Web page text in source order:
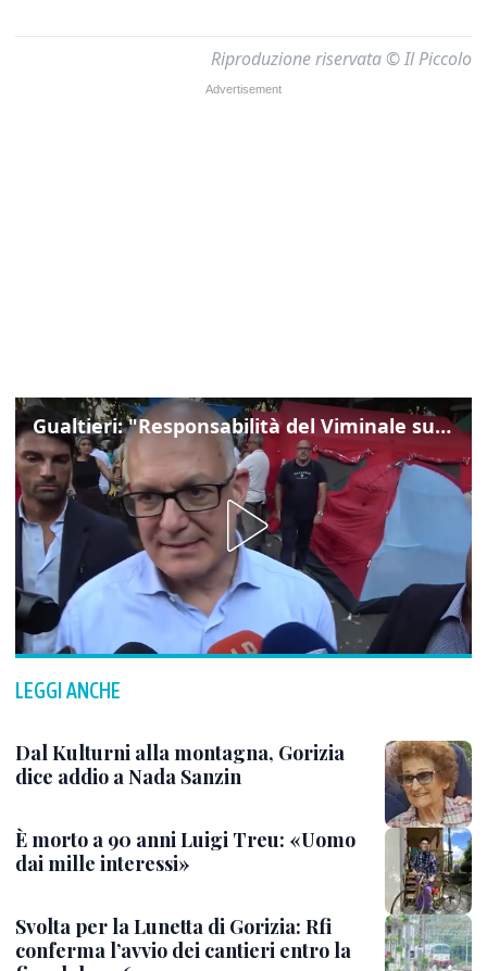
Riproduzione riservata © Il Piccolo
Gualtieri: "Responsabilità del Viminale su Spin Time? La posizione dei partiti è nota"
LEGGI ANCHE
Dal Kulturni alla montagna, Gorizia
dice addio a Nada Sanzin
È morto a 90 anni Luigi Treu: «Uomo
dai mille interessi»
Svolta per la Lunetta di Gorizia: Rfi
conferma l’avvio dei cantieri entro la